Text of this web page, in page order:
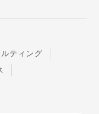
ティング